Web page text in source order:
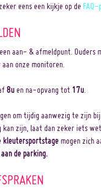
eens een kijkje op de
aan- & afmeldpunt. Ouders
onze monitoren.
8u en na-opvang tot 17u.
om tijdig aanwezig te zijn
zijn, laat dan zeker iets
kleutersportstage mogen zich
de parking.